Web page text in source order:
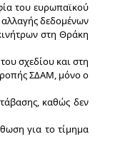
του ευρωπαϊκού
δεδομένων
στη Θράκη
σχεδίου και στη
ΣΔΑΜ, μόνο ο
καθώς δεν
για το τίμημα